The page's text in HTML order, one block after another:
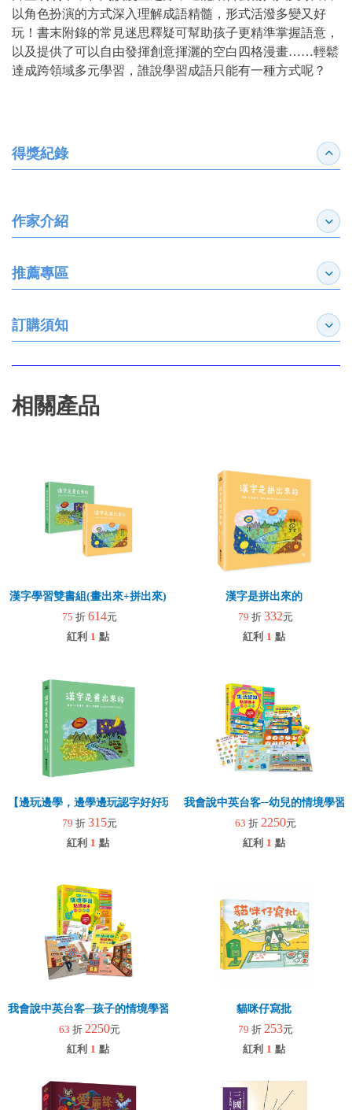
以角色扮演的方式深入理解成語精髓，形式活潑多變又好
玩！書末附錄的常見迷思釋疑可幫助孩子更精準掌握語意，
以及提供了可以自由發揮創意揮灑的空白四格漫畫……輕鬆
達成跨領域多元學習，誰說學習成語只能有一種方式呢？
得獎紀錄 收合
作家介紹 展開
推薦專區 展開
訂購須知 展開
相關產品
漢字學習雙書組(畫出來+拼出來)
75 折 614元
紅利 1 點
漢字是拼出來的
79 折 332元
紅利 1 點
【邊玩邊學，邊學邊玩認字好好玩】漢字是畫出來的
79 折 315元
紅利 1 點
我會說中英台客─幼兒的情境學習
63 折 2250元
紅利 1 點
我會說中英台客─孩子的情境學習點讀繪本組(6-12歲適讀)
63 折 2250元
紅利 1 點
貓咪仔寫批
79 折 253元
紅利 1 點